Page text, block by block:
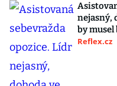
nejasný,
by
Reflex.cz